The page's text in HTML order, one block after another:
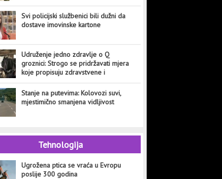
Svi policijski službenici bili dužni da
dostave imovinske kartone
Udruženje jedno zdravlje o Q
groznici: Strogo se pridržavati mjera
koje propisuju zdravstvene i
Stanje na putevima: Kolovozi suvi,
mjestimično smanjena vidljivost
Tehnologija
Ugrožena ptica se vraća u Evropu
poslije 300 godina